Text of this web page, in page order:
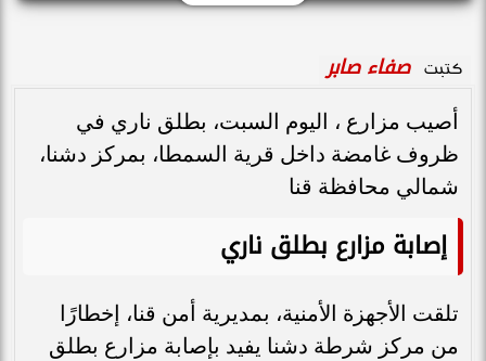
كتبت صفاء صابر
أصيب مزارع ، اليوم السبت، بطلق ناري في
ظروف غامضة داخل قرية السمطا، بمركز دشنا،
شمالي محافظة قنا
إصابة مزارع بطلق ناري
تلقت الأجهزة الأمنية، بمديرية أمن قنا، إخطارًا
من مركز شرطة دشنا يفيد بإصابة مزارع بطلق